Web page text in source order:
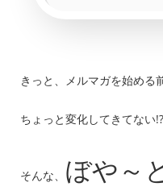
きっと、メルマガを始める
ちょっと変化してきてない!?
そんな、 ぼや～